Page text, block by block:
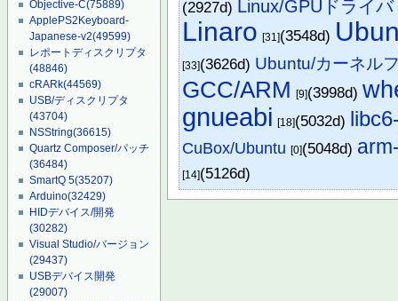
Objective-C(75889)
ApplePS2Keyboard-
Japanese-v2(49599)
レポートディスクリプタ
(48846)
cRARk(44569)
USB/ディスクリプタ
(43704)
NSString(36615)
Quartz Composer/パッチ
(36484)
SmartQ 5(35207)
Arduino(32429)
HIDデバイス/開発
(30282)
Visual Studio/バージョン
(29437)
USBデバイス開発
(29007)
(2927d) Linux/GPUドライバ
Linaro [31](3548d)
[33](3626d) Ubuntu/カーネル
GCC/ARM [9](3998d)
gnueabi [18](5032d)
CuBox/Ubuntu [0](5048d)
[14](5126d)